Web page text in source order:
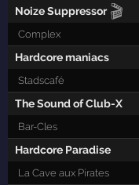
Noize Suppressor 🎬
Complex
Hardcore maniacs
Stadscafé
The Sound of Club-X
Bar-Cles
Hardcore Paradise
La Cave aux Pirates